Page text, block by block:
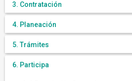
3. Contratación
4. Planeación
5. Trámites
6. Participa